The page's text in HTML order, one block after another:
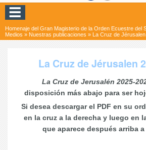
Homenaje del Gran Magisterio de la Orden Ecuestre del
Medios » Nuestras publicaciones » La Cruz de
La Cruz de Jérusalen
La Cruz de Jerusalén 2025-
disposición más abajo para ser
Si desea descargar el PDF en su
en la cruz a la derecha y luego en
que aparece después arriba